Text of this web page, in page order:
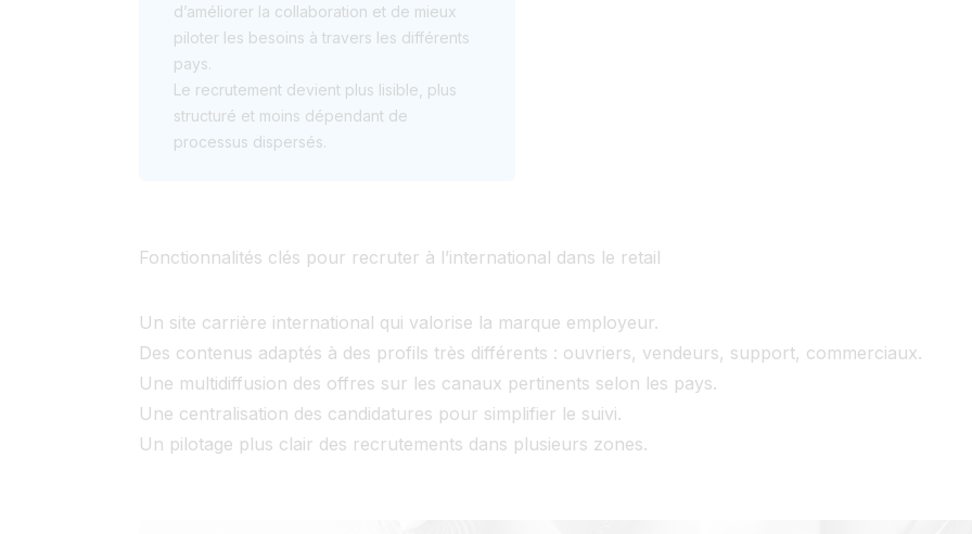
d’améliorer la collaboration et de mieux
piloter les besoins à travers les différents
pays.
Le recrutement devient plus lisible, plus
structuré et moins dépendant de
processus dispersés.
Fonctionnalités clés pour recruter à l’international dans le retail
Un site carrière international qui valorise la marque employeur.
Des contenus adaptés à des profils très différents : ouvriers, vendeurs, support, commerciaux.
Une multidiffusion des offres sur les canaux pertinents selon les pays.
Une centralisation des candidatures pour simplifier le suivi.
Un pilotage plus clair des recrutements dans plusieurs zones.